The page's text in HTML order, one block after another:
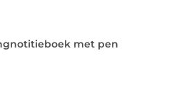
met pen